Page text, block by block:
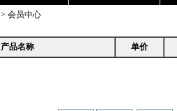
> 会员中心
产品名称 单价